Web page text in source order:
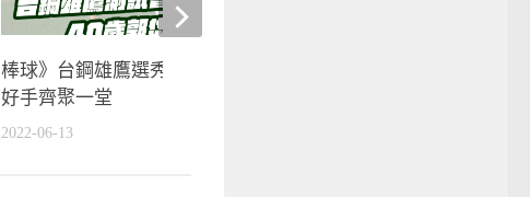
棒球》台鋼雄鷹選秀今日開打 各界
好手齊聚一堂
2022-06-13